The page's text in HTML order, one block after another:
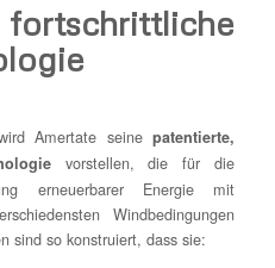
Amertate seinepatentierte,
vorstellen, die für die
erneuerbarer Energie mit
Windbedingungen
sind so konstruiert, dass sie: